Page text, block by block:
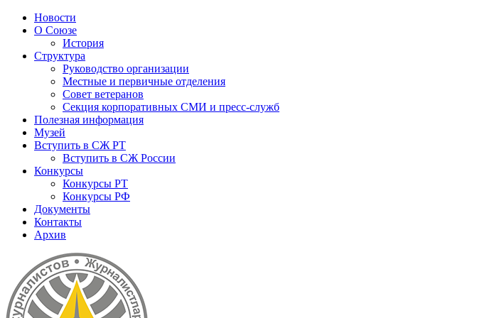
Новости
О Союзе
История
Структура
Руководство организации
Местные и первичные отделения
Совет ветеранов
Секция корпоративных СМИ и пресс-служб
Полезная информация
Музей
Вступить в СЖ РТ
Вступить в СЖ России
Конкурсы
Конкурсы РТ
Конкурсы РФ
Документы
Контакты
Архив